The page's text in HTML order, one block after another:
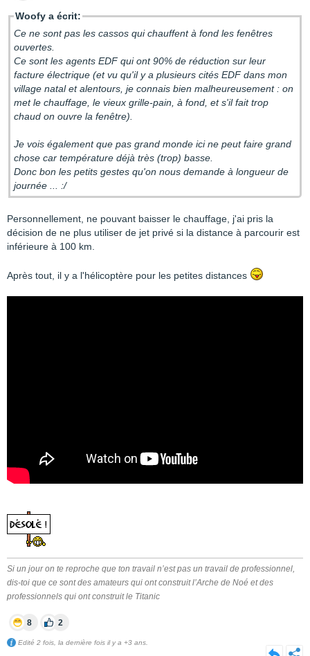
Woofy a écrit:
Ce ne sont pas les cassos qui chauffent à fond les fenêtres
ouvertes.
Ce sont les agents EDF qui ont 90% de réduction sur leur
facture électrique (et vu qu'il y a plusieurs cités EDF dans mon
village natal et alentours, je connais bien malheureusement : on
met le chauffage, le vieux grille-pain, à fond, et s'il fait trop
chaud on ouvre la fenêtre).
Je vois également que pas grand monde ici ne peut faire grand
chose car température déjà très (trop) basse.
Donc bon les petits gestes qu'on nous demande à longueur de
journée ... :/
Personnellement, ne pouvant baisser le chauffage, j'ai pris la
décision de ne plus utiliser de jet privé si la distance à parcourir est
inférieure à 100 km.
Après tout, il y a l'hélicoptère pour les petites distances
Si un jour on te reproche que ton travail n’est pas un travail de professionnel,
dis-toi que ce sont des amateurs qui ont construit l’Arche de Noé et des
professionnels qui ont construit le Titanic
8 2
Edité 2 fois, la dernière fois il y a +3 ans.